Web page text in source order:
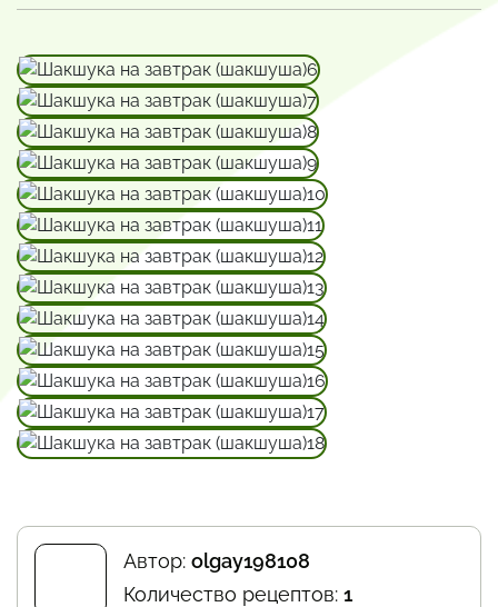
Автор: olgay198108
Количество рецептов: 1